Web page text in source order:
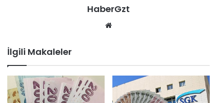
HaberGzt
İlgili Makaleler